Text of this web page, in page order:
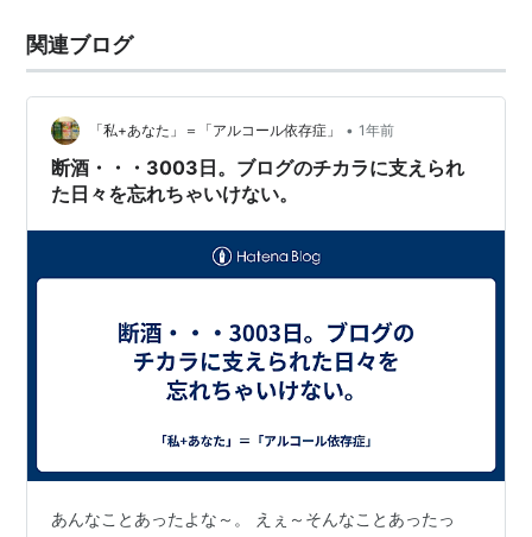
関連ブログ
「私+あなた」＝「アルコール依存症」 • 1年前
断酒・・・3003日。ブログのチカラに支えられ
た日々を忘れちゃいけない。
あんなことあったよな～。 えぇ～そんなことあったっ